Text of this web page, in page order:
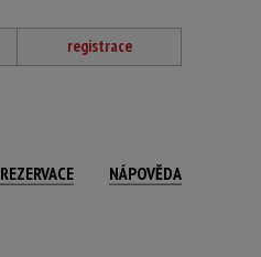
registrace
REZERVACE NÁPOVĚDA